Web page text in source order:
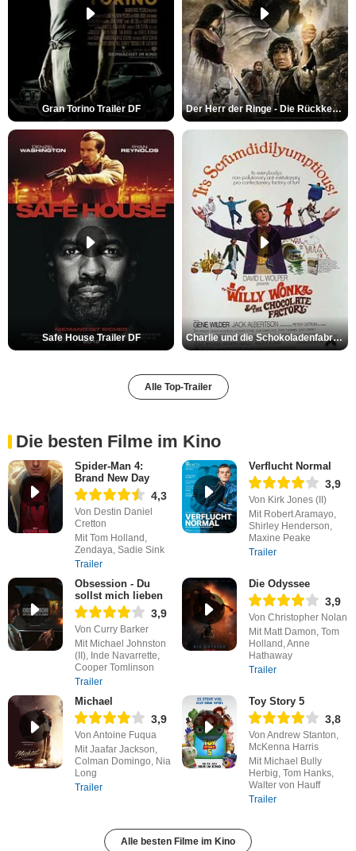
Gran Torino Trailer DF Der Herr der Ringe - Die Rückkehr des Königs Trailer OV
Safe House Trailer DF Charlie und die Schokoladenfabrik Trailer OV
Alle Top-Trailer
Die besten Filme im Kino
Spider-Man 4:
Brand New Day
4,3
Von Destin Daniel
Cretton
Mit Tom Holland,
Zendaya, Sadie Sink
Trailer
Verflucht Normal
3,9
Von Kirk Jones (II)
Mit Robert Aramayo,
Shirley Henderson,
Maxine Peake
Trailer
Obsession - Du
sollst mich lieben
3,9
Von Curry Barker
Mit Michael Johnston
(II), Inde Navarrette,
Cooper Tomlinson
Trailer
Die Odyssee
3,9
Von Christopher Nolan
Mit Matt Damon, Tom
Holland, Anne
Hathaway
Trailer
Michael
3,9
Von Antoine Fuqua
Mit Jaafar Jackson,
Colman Domingo, Nia
Long
Trailer
Toy Story 5
3,8
Von Andrew Stanton,
McKenna Harris
Mit Michael Bully
Herbig, Tom Hanks,
Walter von Hauff
Trailer
Alle besten Filme im Kino